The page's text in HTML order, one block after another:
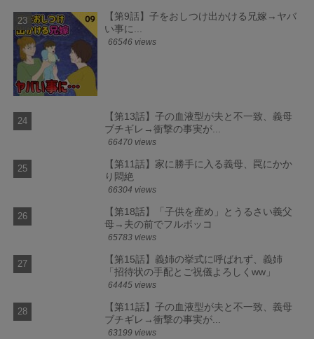
【第9話】子をおしつけ出かける兄嫁→ヤバ
い事に...
66546 views
【第13話】子の血液型が夫と不一致、義母
ブチギレ→衝撃の事実が...
66470 views
【第11話】家に勝手に入る義母、罠にかか
り悶絶
66304 views
【第18話】「子供を産め」とうるさい義父
母→夫の前でフルボッコ
65783 views
【第15話】義姉の挙式に呼ばれず、義姉
「招待状の手配とご祝儀よろしくww」
64445 views
【第11話】子の血液型が夫と不一致、義母
ブチギレ→衝撃の事実が...
63199 views